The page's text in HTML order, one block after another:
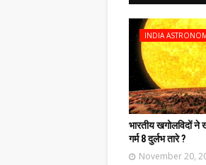
INDIA
भारतीय खगोलविदों ने
गर्म 8 दुर्लभ तारे ?
November 20,